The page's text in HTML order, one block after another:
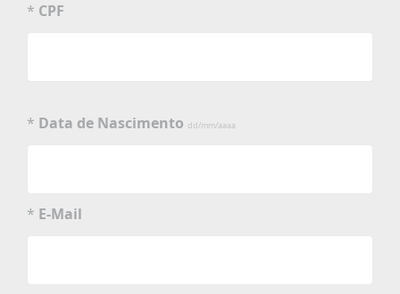
* CPF
* Data de Nascimento dd/mm/aaaa
* E-Mail